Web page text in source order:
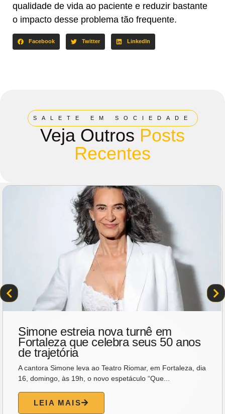
qualidade de vida ao paciente e reduzir bastante
o impacto desse problema tão frequente.
Facebook Twitter LinkedIn
SALETE EM SOCIEDADE
Veja Outros Posts
Recentes
Simone estreia nova turnê em
Fortaleza que celebra seus 50 anos
de trajetória
A cantora Simone leva ao Teatro Riomar, em Fortaleza, dia
16, domingo, às 19h, o novo espetáculo “Que...
LEIA MAIS